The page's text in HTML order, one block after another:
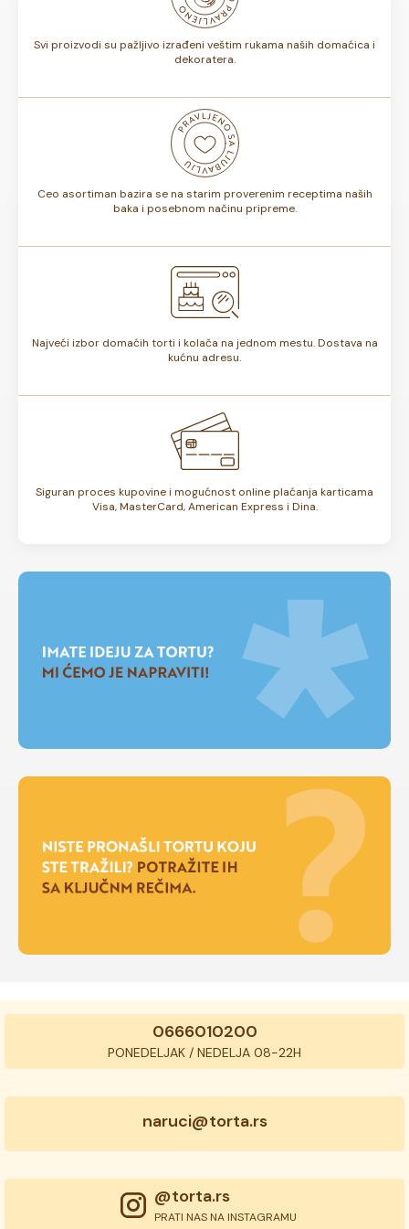
Svi proizvodi su pažljivo izrađeni veštim rukama naših domaćica i
dekoratera.
Ceo asortiman bazira se na starim proverenim receptima naših
baka i posebnom načinu pripreme.
Najveći izbor domaćih torti i kolača na jednom mestu. Dostava na
kućnu adresu.
Siguran proces kupovine i mogućnost online plaćanja karticama
Visa, MasterCard, American Express i Dina.
0666010200
PONEDELJAK / NEDELJA 08-22H
naruci@torta.rs
@torta.rs
PRATI NAS NA INSTAGRAMU